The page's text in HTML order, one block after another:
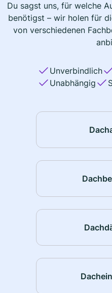
Du sagst uns, für welche
benötigst – wir holen für
von verschiedenen
Unverbindlich
Unabhängig